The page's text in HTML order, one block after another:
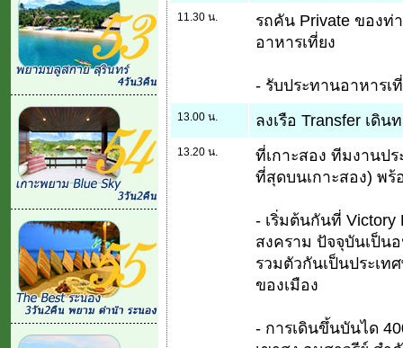
11.30 น.
รถคัน Private ของท่
อาหารเที่ยง
- รับประทานอาหารเ
13.00 น. ลงเรือ Transfer เดิน
13.20 น.
ที่เกาะสอง ทีมงานป
ที่สุดบนเกาะสอง) พร้
- เริ่มต้นกันที่ Victory
สงคราม ปัจจุบันเป็น
รวมตัวกันเป็นประเ
ของเมือง
- การเดินขึ้นบันได